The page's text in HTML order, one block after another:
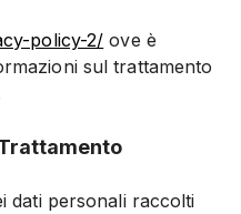
policy-2/ ove è
sul trattamento
dati personali raccolti